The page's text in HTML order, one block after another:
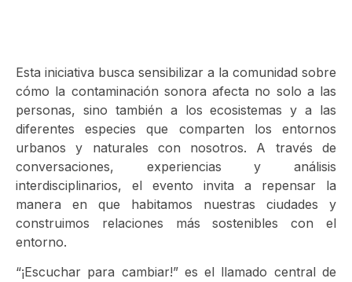
Esta iniciativa busca sensibilizar a la comunidad sobre
cómo la contaminación sonora afecta no solo a las
personas, sino también a los ecosistemas y a las
diferentes especies que comparten los entornos
urbanos y naturales con nosotros. A través de
conversaciones, experiencias y análisis
interdisciplinarios, el evento invita a repensar la
manera en que habitamos nuestras ciudades y
construimos relaciones más sostenibles con el
entorno.
“¡Escuchar para cambiar!” es el llamado central de